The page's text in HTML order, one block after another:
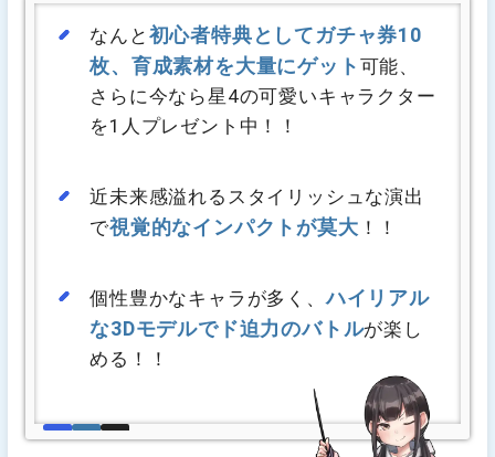
なんと 初心者特典としてガチャ券10
枚、育成素材を大量にゲット 可能、
さらに今なら星4の可愛いキャラクター
を1人プレゼント中！！
近未来感溢れるスタイリッシュな演出
で視覚的なインパクトが莫大 ！！
個性豊かなキャラが多く、ハイリアル
な3Dモデルでド迫力のバトルが楽し
める！！